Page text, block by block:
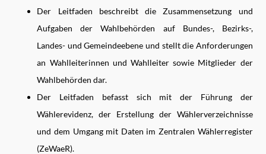
Der Leitfaden beschreibt die Zusammensetzung und
Aufgaben der Wahlbehörden auf Bundes-, Bezirks-,
Landes- und Gemeindeebene und stellt die Anforderungen
an Wahlleiterinnen und Wahlleiter sowie Mitglieder der
Wahlbehörden dar.
Der Leitfaden befasst sich mit der Führung der
Wählerevidenz, der Erstellung der Wählerverzeichnisse
und dem Umgang mit Daten im Zentralen Wählerregister
(ZeWaeR).